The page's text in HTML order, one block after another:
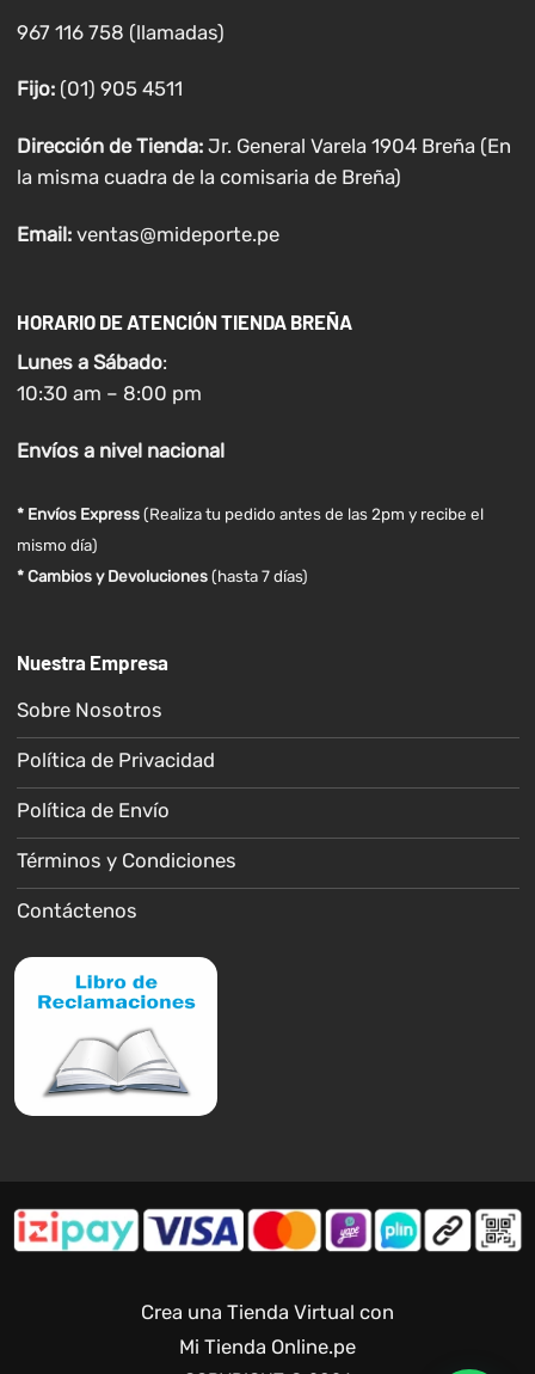
967 116 758 (llamadas)
Fijo:(01) 905 4511
Dirección de Tienda: Jr. General Varela 1904 Breña (En
la misma cuadra de la comisaria de Breña)
Email: ventas@mideporte.pe
HORARIO DE ATENCIÓN TIENDA BREÑA
Lunes a Sábado:
10:30 am – 8:00 pm
Envíosa nivel nacional
* Envíos Express(Realiza tu pedido antes de las 2pm y recibe el
mismo día)
* Cambios y Devoluciones (hasta 7 días)
Nuestra Empresa
Sobre Nosotros
Política de Privacidad
Política de Envío
Términos y Condiciones
Contáctenos
Crea una Tienda Virtual con
Mi Tienda Online.pe